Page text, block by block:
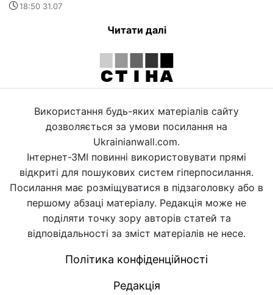
18:50 31.07
Читати далі
Використання будь-яких матеріалів сайту
дозволяється за умови посилання на
Ukrainianwall.com.
Інтернет-ЗМІ повинні використовувати прямі
відкриті для пошукових систем гіперпосилання.
Посилання має розміщуватися в підзаголовку або в
першому абзаці матеріалу. Редакція може не
поділяти точку зору авторів статей та
відповідальності за зміст матеріалів не несе.
Політика конфіденційності
Редакція